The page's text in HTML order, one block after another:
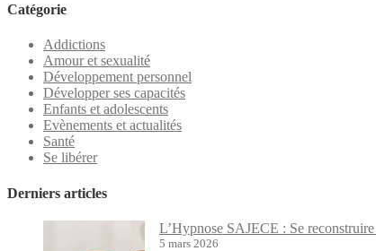
Catégorie
Addictions
Amour et sexualité
Développement personnel
Développer ses capacités
Enfants et adolescents
Evènements et actualités
Santé
Se libérer
Derniers articles
L’Hypnose SAJECE : Se
5 mars 2026